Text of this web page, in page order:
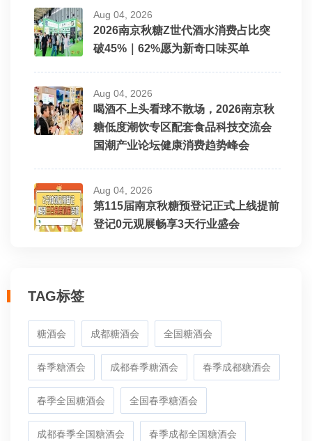
Aug 04, 2026
2026南京秋糖Z世代酒水消费占比突
破45%｜62%愿为新奇口味买单
Aug 04, 2026
喝酒不上头看球不散场，2026南京秋
糖低度潮饮专区配套食品科技交流会
国潮产业论坛健康消费趋势峰会
Aug 04, 2026
第115届南京秋糖预登记正式上线提前
登记0元观展畅享3天行业盛会
TAG标签
糖酒会 成都糖酒会 全国糖酒会
春季糖酒会 成都春季糖酒会 春季成都糖酒会
春季全国糖酒会 全国春季糖酒会
成都春季全国糖酒会 春季成都全国糖酒会